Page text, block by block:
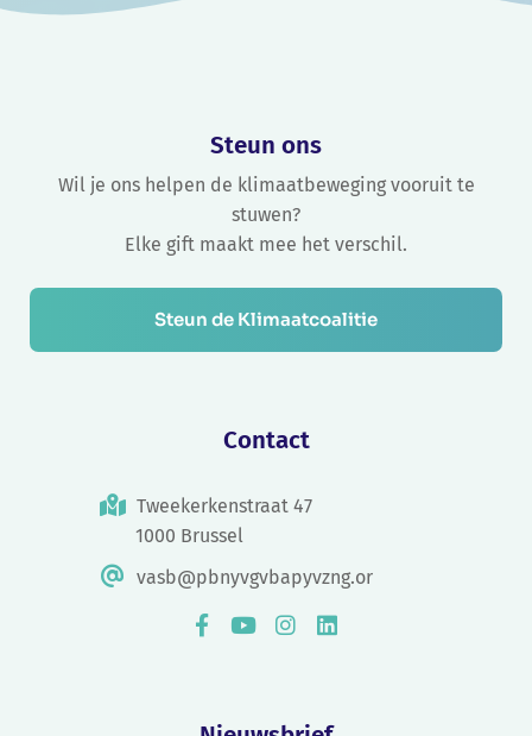
Steun ons
Wil je ons helpen de klimaatbeweging vooruit te
stuwen?
Elke gift maakt mee het verschil.
Steun de Klimaatcoalitie
Contact
Tweekerkenstraat 47
1000 Brussel
vasb@pbnyvgvbapyvzng.or